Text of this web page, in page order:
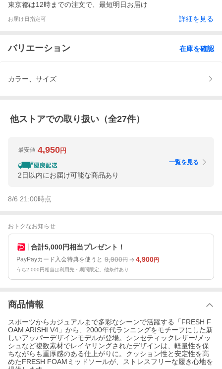
東京都は12時までの注文で、最短明日お届け
お届け日指定可 詳細を見る
バリエーション 在庫を確認
カラー、サイズ
他ストアでの取り扱い（全27件）
最安値 4,950円
2日以内にお届け可能な商品あり
一覧を見る
8/6 21:00時点
おトクなお知らせ
合計5,000円相当プレゼント！
PayPayカード入会特典を使うと 9,900円 4,900円
うち2,000円相当は利用先・期間限定。他条件あり
商品情報
スポーツからカジュアルまで多彩なシーンで活躍する「FRESH F
OAM ARISHI V4」から、2000年代ランニングをモチーフにした新
しいアッパーデザインモデルが登場。シンセティックレザー/メッ
シュなど複数素材でレイヤリングされたデザインは、軽量性を保
ちながらも重厚感のある仕上がりに。クッション性と安定性を高
めたFRESH FOAMミッドソールが、ストレスフリーな履き心地を